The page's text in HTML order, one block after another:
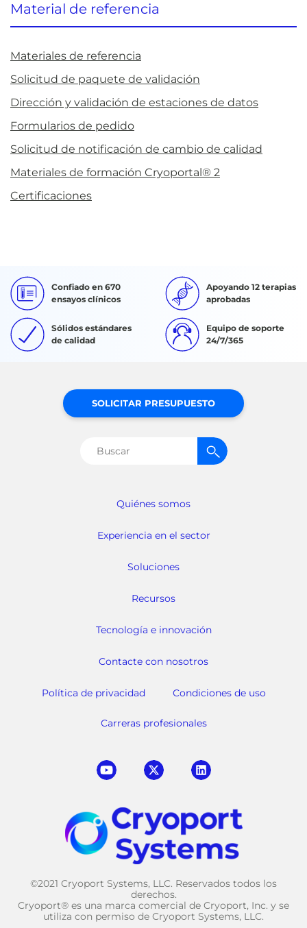
Material de referencia
Materiales de referencia
Solicitud de paquete de validación
Dirección y validación de estaciones de datos
Formularios de pedido
Solicitud de notificación de cambio de calidad
Materiales de formación Cryoportal® 2
Certificaciones
Confiado en 670
ensayos clínicos
Apoyando 12 terapias
aprobadas
Sólidos estándares
de calidad
Equipo de soporte
24/7/365
Quiénes somos
Experiencia en el sector
Soluciones
Recursos
Tecnología e innovación
Contacte con nosotros
Política de privacidad Condiciones de uso
Carreras profesionales
SOLICITAR PRESUPUESTO
Buscar:
©2021 Cryoport Systems, LLC. Reservados todos los
derechos.
Cryoport® es una marca comercial de Cryoport, Inc. y se
utiliza con permiso de Cryoport Systems, LLC.